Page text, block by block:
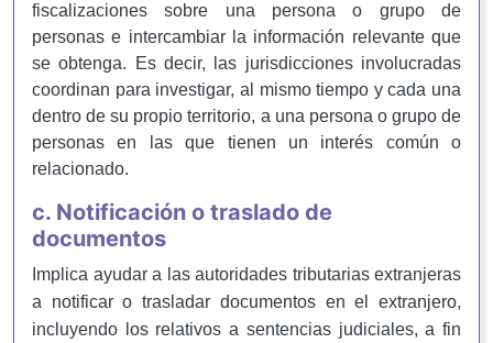
fiscalizaciones sobre una persona o grupo de
personas e intercambiar la información relevante que
se obtenga. Es decir, las jurisdicciones involucradas
coordinan para investigar, al mismo tiempo y cada una
dentro de su propio territorio, a una persona o grupo de
personas en las que tienen un interés común o
relacionado.
c. Notificación o traslado de
documentos
Implica ayudar a las autoridades tributarias extranjeras
a notificar o trasladar documentos en el extranjero,
incluyendo los relativos a sentencias judiciales, a fin